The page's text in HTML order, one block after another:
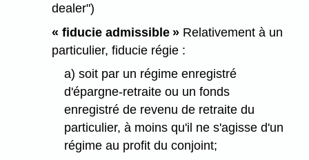
dealer")
« fiducie admissible » Relativement à un
particulier, fiducie régie :
a) soit par un régime enregistré
d'épargne-retraite ou un fonds
enregistré de revenu de retraite du
particulier, à moins qu'il ne s'agisse d'un
régime au profit du conjoint;